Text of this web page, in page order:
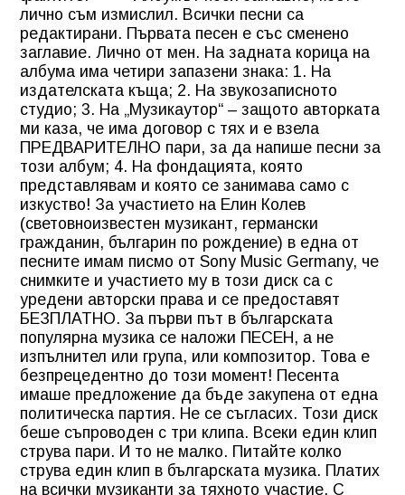
лично съм измислил. Всички песни са
редактирани. Първата песен е със сменено
заглавие. Лично от мен. На задната корица на
албума има четири запазени знака: 1. На
издателската къща; 2. На звукозаписното
студио; 3. На „Музикаутор“ – защото авторката
ми каза, че има договор с тях и е взела
ПРЕДВАРИТЕЛНО пари, за да напише песни за
този албум; 4. На фондацията, която
представлявам и която се занимава само с
изкуство! За участието на Елин Колев
(световноизвестен музикант, германски
гражданин, българин по рождение) в една от
песните имам писмо от Sony Music Germany, че
снимките и участието му в този диск са с
уредени авторски права и се предоставят
БЕЗПЛАТНО. За първи път в българската
популярна музика се наложи ПЕСЕН, а не
изпълнител или група, или композитор. Това е
безпрецедентно до този момент! Песента
имаше предложение да бъде закупена от една
политическа партия. Не се съгласих. Този диск
беше съпроводен с три клипа. Всеки един клип
струва пари. И то не малко. Питайте колко
струва един клип в българската музика. Платих
на всички музиканти за тяхното участие. С